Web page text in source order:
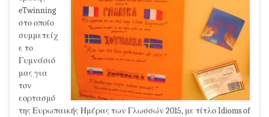
eTwinning
στο οποίο
συμμετείχ
ε το
Γυμνάσιό
μας για
τον
εορτασμό
της Ευρωπαικής Ημέρας των Γλωσσών 2015, με τίτλο Idioms of